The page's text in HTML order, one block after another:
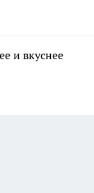
и вкуснее